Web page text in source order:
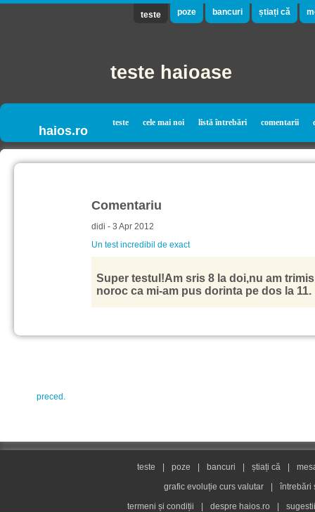
teste poze bancuri știați că
teste haioase
haios.ro
teste cele mai noi listă întrebări comentarii
Comentariu
didi - 3 Apr 2012
Un test incredibil de exact
Super testul!Am sris 8 la doi,nu am
noroc ca mi-am pus dorinta pe dos la 11.
preced.
teste poze bancuri știați că
grafic evoluție curs valutar
întrebări
termeni și condiții
despre haios.ro